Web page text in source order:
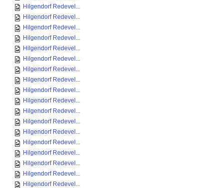
Hilgendorf Redevel...
Hilgendorf Redevel...
Hilgendorf Redevel...
Hilgendorf Redevel...
Hilgendorf Redevel...
Hilgendorf Redevel...
Hilgendorf Redevel...
Hilgendorf Redevel...
Hilgendorf Redevel...
Hilgendorf Redevel...
Hilgendorf Redevel...
Hilgendorf Redevel...
Hilgendorf Redevel...
Hilgendorf Redevel...
Hilgendorf Redevel...
Hilgendorf Redevel...
Hilgendorf Redevel...
Hilgendorf Redevel...